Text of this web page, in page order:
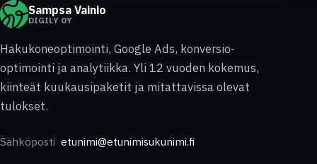
Sampsa Vainio
DIGILY OY
Hakukoneoptimointi, Google Ads, konversio-
optimointi ja analytiikka. Yli 12 vuoden kokemus,
kiinteät kuukausipaketit ja mitattavissa olevat
tulokset.
Sähköposti etunimi@etunimisukunimi.fi